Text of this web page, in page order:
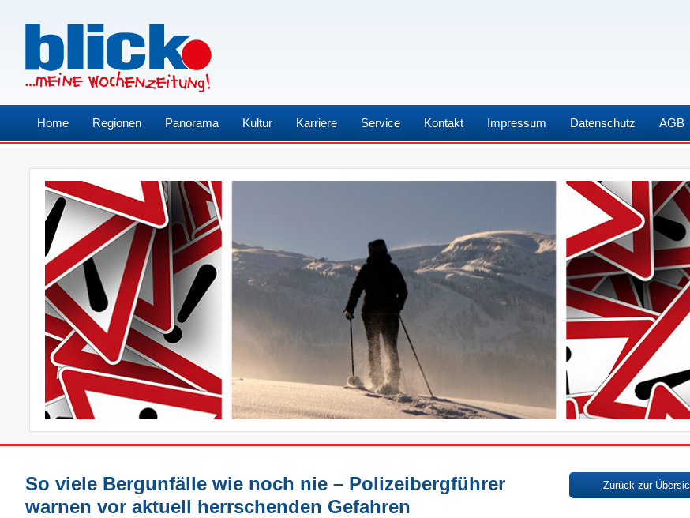
Home Regionen Panorama Kultur Karriere Service Kontakt Impressum Datenschutz AGB
Zurück zur
So viele Bergunfälle wie noch nie – Polizeibergführer
warnen vor aktuell herrschenden Gefahren